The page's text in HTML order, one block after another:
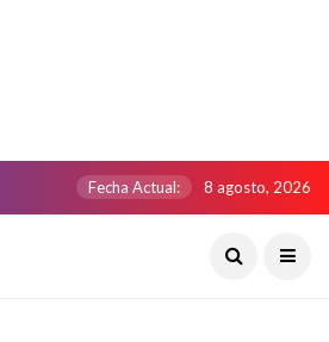
Fecha Actual: 8 agosto, 2026